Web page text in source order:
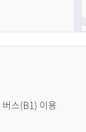
스(B1) 이용